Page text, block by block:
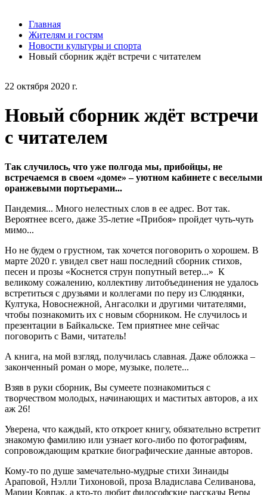
22 октября 2020 г.
Новый сборник ждёт встречи
с читателем
Так случилось, что уже полгода мы, прибойцы, не
встречаемся в своем «доме» – уютном кабинете с веселыми
оранжевыми портьерами...
Пандемия... Много нелестных слов в ее адрес. Вот так.
Вероятнее всего, даже 35-летие «Прибоя» пройдет чуть-чуть
мимо...
Но не будем о грустном, так хочется поговорить о хорошем. В
марте 2020 г. увидел свет наш последний сборник стихов,
песен и прозы «Коснется струн попутный ветер...» К
великому сожалению, коллективу литобъединения не удалось
встретиться с друзьями и коллегами по перу из Слюдянки,
Култука, Новоснежной, Ангасолки и другими читателями,
чтобы познакомить их с новым сборником. Не случилось и
презентации в Байкальске. Тем приятнее мне сейчас
поговорить с Вами, читатель!
А книга, на мой взгляд, получилась славная. Даже обложка –
законченный роман о море, музыке, полете...
Взяв в руки сборник, Вы сумеете познакомиться с
творчеством молодых, начинающих и маститых авторов, а их
аж 26!
Уверена, что каждый, кто откроет книгу, обязательно встретит
знакомую фамилию или узнает кого-либо по фотографиям,
сопровождающим краткие биографические данные авторов.
Кому-то по душе замечательно-мудрые стихи Зинаиды
Араповой, Нэлли Тихоновой, проза Владислава Селиванова,
Марии Ковпак, а кто-то любит философские рассказы Веры
Главная
Жителям и гостям
Новости культуры и спорта
Новый сборник ждёт встречи с читателем